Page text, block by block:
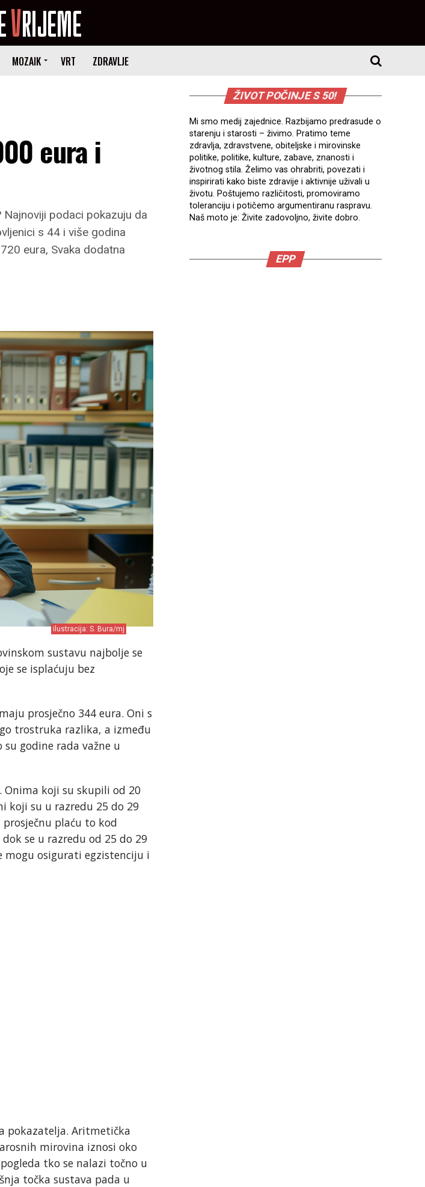
MOZAIK VRT ZDRAVLJE
eura i
podaci pokazuju da
s 44 i više godina
eura, Svaka dodatna
ilustracija: S. Bura/mj
sustavu najbolje se
se isplaćuju bez
prosječno 344 eura. Oni s
trostruka razlika, a između
godine rada važne u
Onima koji su skupili od 20
koji su u razredu 25 do 29
plaću to kod
se u razredu od 25 do 29
mogu osigurati egzistenciju i
pokazatelja. Aritmetička
mirovina iznosi oko
tko se nalazi točno u
točka sustava pada u
ŽIVOT POČINJE S 50!
Mi smo medij zajednice. Razbijamo predrasude o
starenju i starosti – živimo. Pratimo teme
zdravlja, zdravstvene, obiteljske i mirovinske
politike, politike, kulture, zabave, znanosti i
životnog stila. Želimo vas ohrabriti, povezati i
inspirirati kako biste zdravije i aktivnije uživali u
životu. Poštujemo različitosti, promoviramo
toleranciju i potičemo argumentiranu raspravu.
Naš moto je: Živite zadovoljno, živite dobro.
EPP